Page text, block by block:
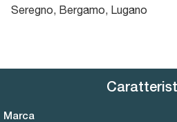
Seregno, Bergamo, Lugano
Marca